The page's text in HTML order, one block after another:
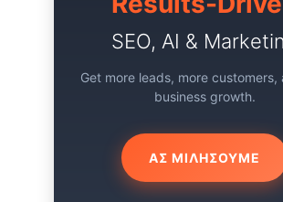
SEO, AI &
Get more leads, more customers,
business growth.
ΑΣ ΜΙΛΗΣΟΥΜΕ